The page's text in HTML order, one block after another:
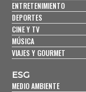
ENTRETENIMIENTO
DEPORTES
CINE Y TV
MÚSICA
VIAJES Y GOURMET
ESG
MEDIO AMBIENTE